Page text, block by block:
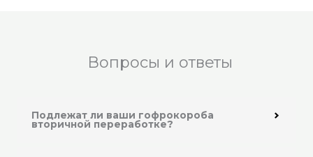
Вопросы и ответы
Подлежат ли ваши гофрокороба
вторичной переработке?